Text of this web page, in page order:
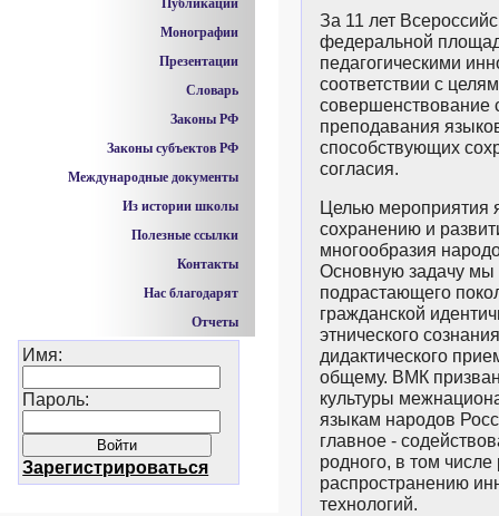
За 11 лет
федеральной
педагогическими
соответствии с
совершенствование
преподавания
способствующих
согласия.
Целью мероприятия
сохранению и
многообразия
Основную задачу
подрастающего
гражданской
этнического
дидактического
общему. ВМК
культуры
языкам народов
главное -
родного, в том числе
распространению
технологий.
Публикации
Монографии
Презентации
Словарь
Законы РФ
Законы субъектов РФ
Международные документы
Из истории школы
Полезные ссылки
Контакты
Нас благодарят
Отчеты
Имя:
Пароль:
Зарегистрироваться